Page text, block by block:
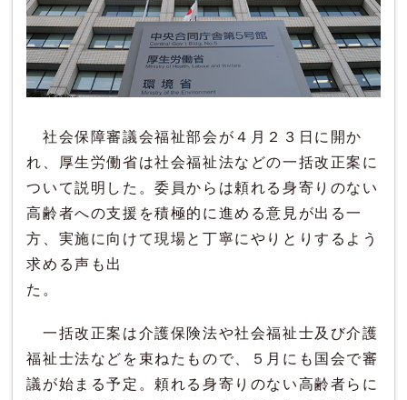
社会保障審議会福祉部会が４月２３日に開か
れ、厚生労働省は社会福祉法などの一括改正案に
ついて説明した。委員からは頼れる身寄りのない
高齢者への支援を積極的に進める意見が出る一
方、実施に向けて現場と丁寧にやりとりするよう
求める声も出
た。
一括改正案は介護保険法や社会福祉士及び介護
福祉士法などを束ねたもので、５月にも国会で審
議が始まる予定。頼れる身寄りのない高齢者らに